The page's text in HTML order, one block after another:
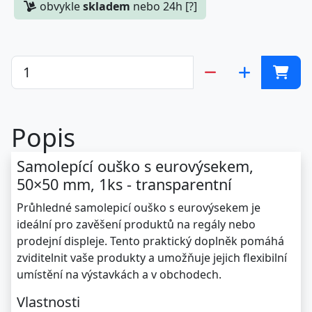
obvykleskladem nebo 24h [?]
Popis
Samolepící ouško s eurovýsekem,
50×50 mm, 1ks - transparentní
Průhledné samolepicí ouško s eurovýsekem je
ideální pro zavěšení produktů na regály nebo
prodejní displeje. Tento praktický doplněk pomáhá
zviditelnit vaše produkty a umožňuje jejich flexibilní
umístění na výstavkách a v obchodech.
Vlastnosti